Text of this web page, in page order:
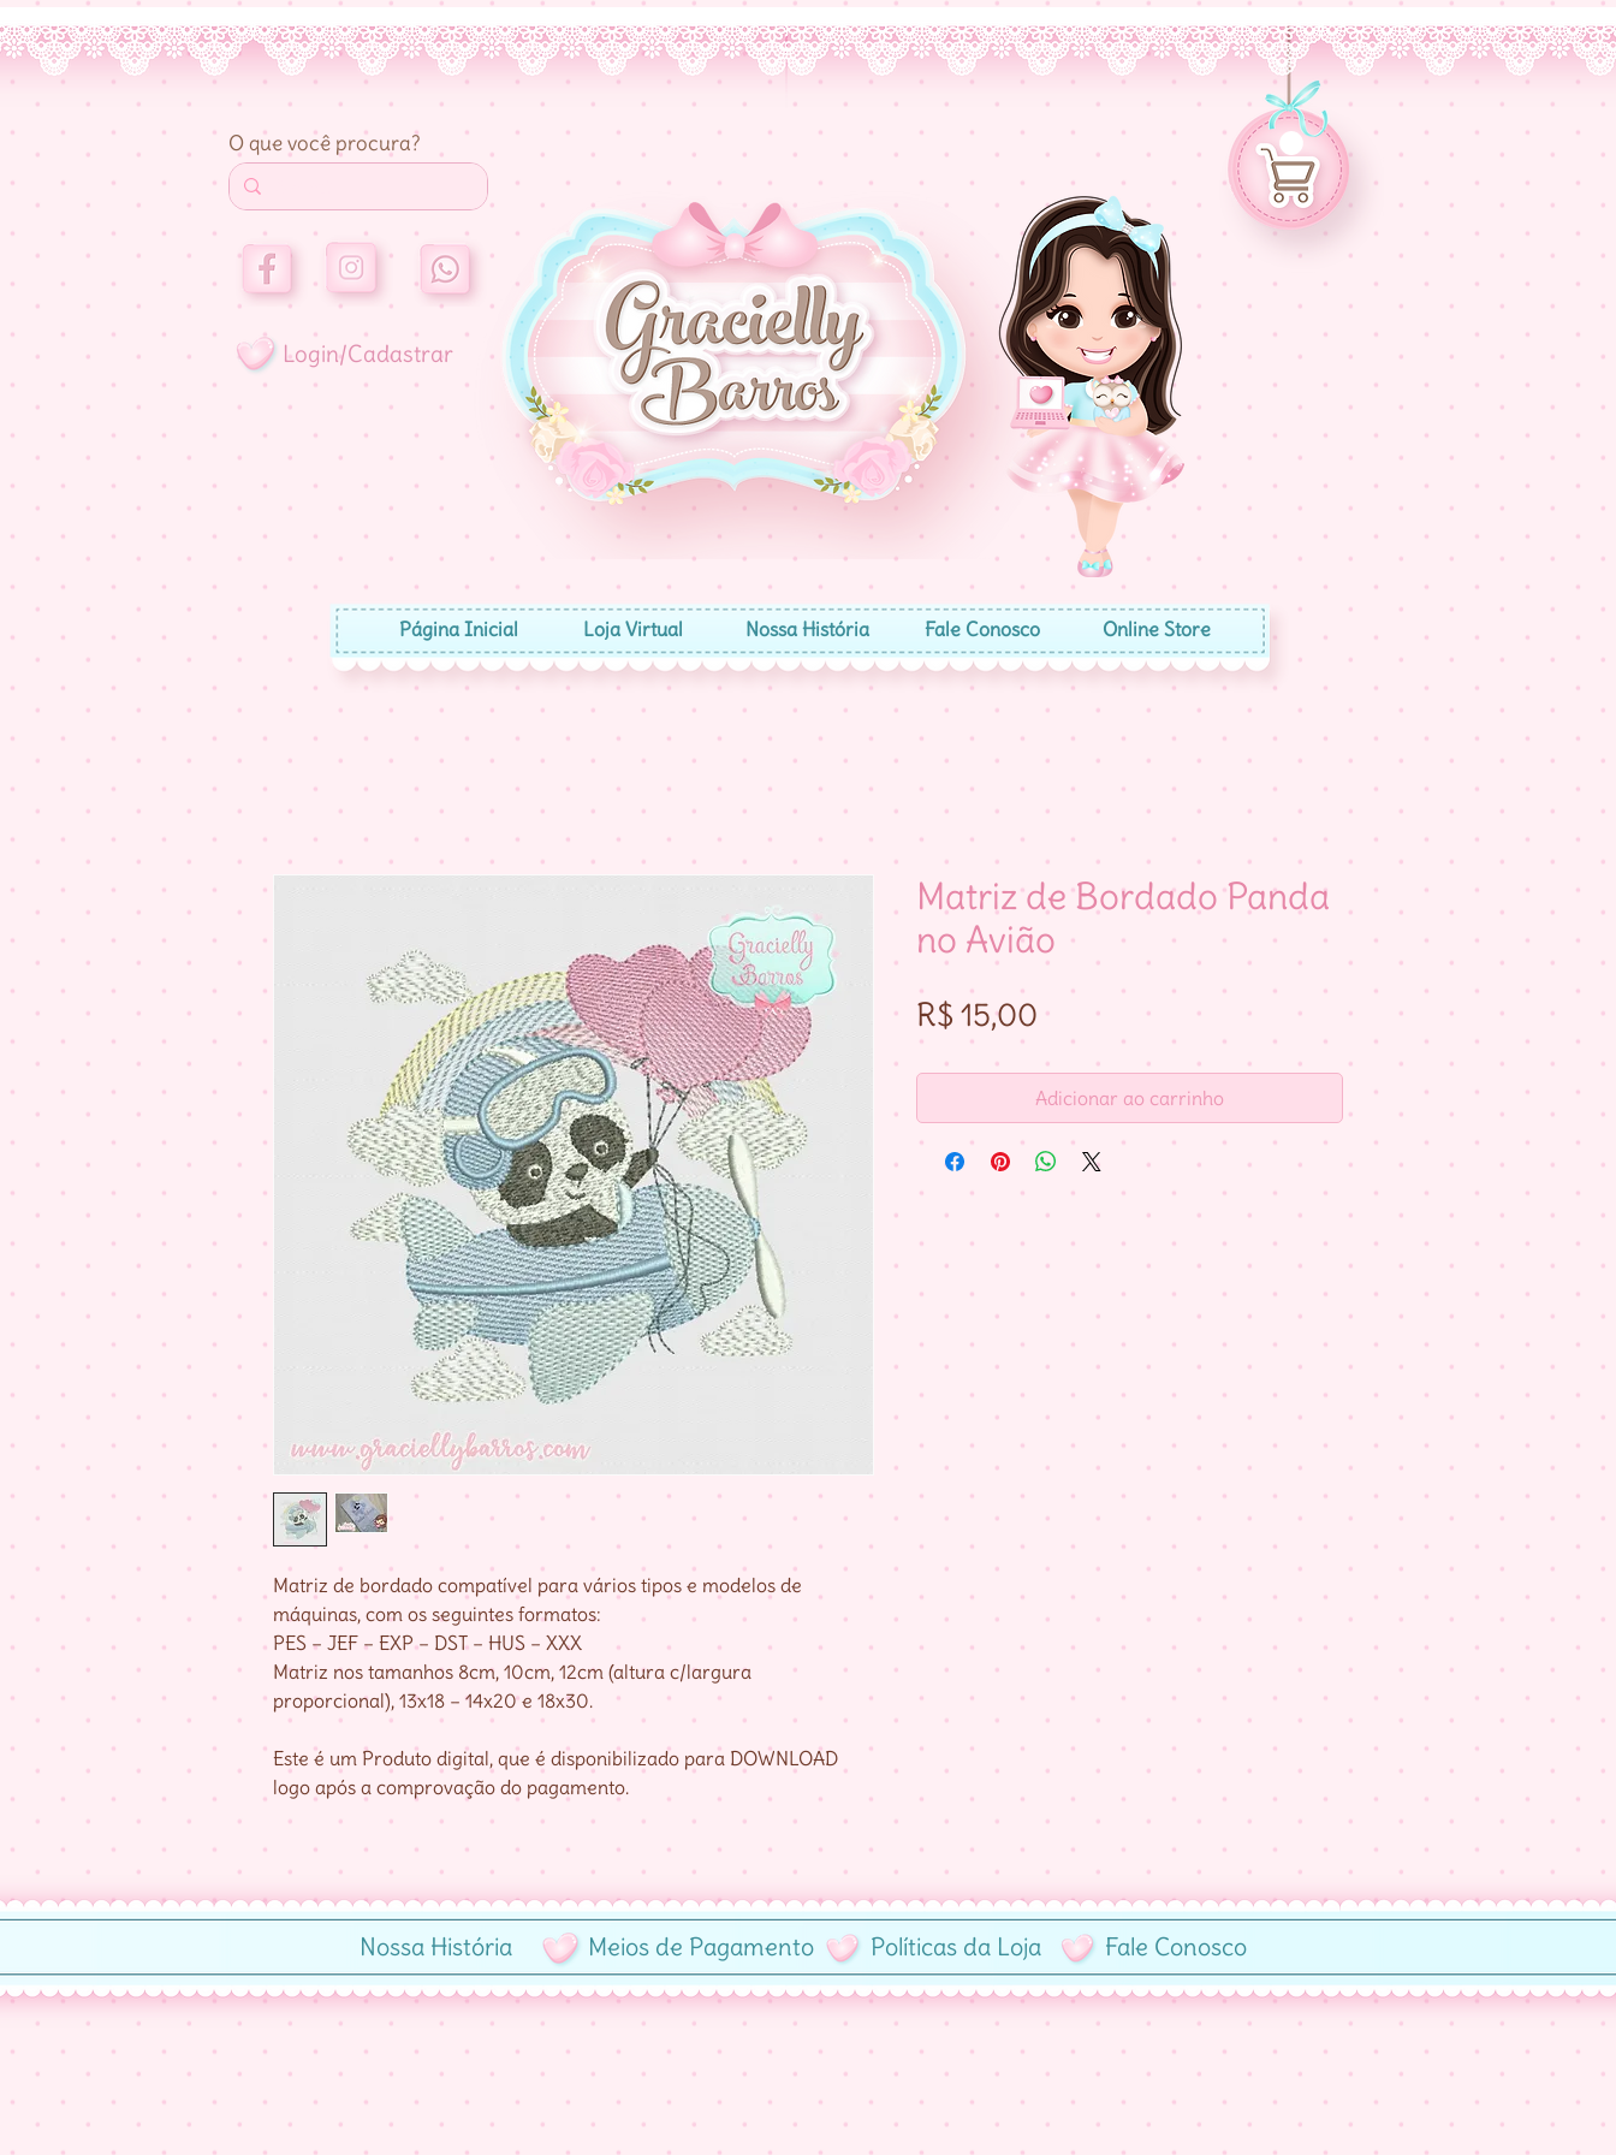
O que você procura?
Login/Cadastrar
Página Inicial Loja Virtual Nossa História Fale Conosco Online Store
Matriz de bordado compatível para vários tipos e modelos de
máquinas, com os seguintes formatos:
PES – JEF – EXP – DST – HUS – XXX
Matriz nos tamanhos 8cm, 10cm, 12cm (altura c/largura
proporcional), 13x18 – 14x20 e 18x30.
Este é um Produto digital, que é disponibilizado para DOWNLOAD
logo após a comprovação do pagamento.
Matriz de Bordado Panda
no Avião
R$ 15,00 Preço
Adicionar ao carrinho
Nossa História Meios de Pagamento Políticas da Loja Fale Conosco